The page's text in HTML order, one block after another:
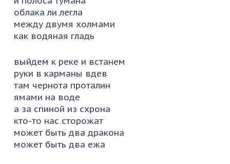
облака ли легла
между двумя холмами
как водяная гладь
выйдем к реке и встанем
руки в карманы вдев
там чернота проталин
ямами на воде
а за спиной из схрона
кто-то нас сторожат
может быть два дракона
может быть два ежа